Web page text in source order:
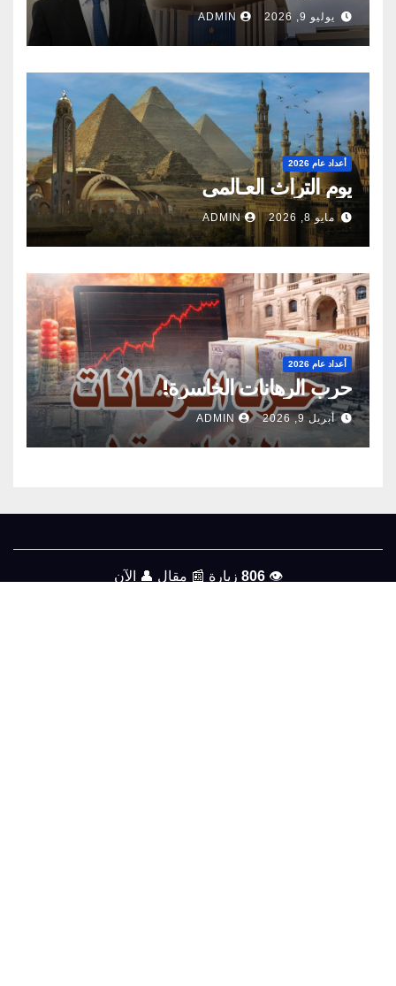
يوليو 9, 2026 ADMIN
أعداد عام 2026
يوم التراث العـالمى
مايو 8, 2026 ADMIN
أعداد عام 2026
حرب الرهانات الخاسرة!
أبريل 9, 2026 ADMIN
👁️
806 زيارة 📰 مقال 👤 الآن